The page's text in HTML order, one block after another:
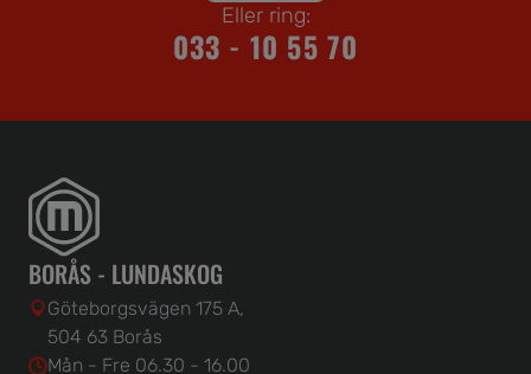
Eller ring:
033 - 10 55 70
BORÅS - LUNDASKOG
Göteborgsvägen 175 A,
504 63 Borås
Mån - Fre 06.30 - 16.00